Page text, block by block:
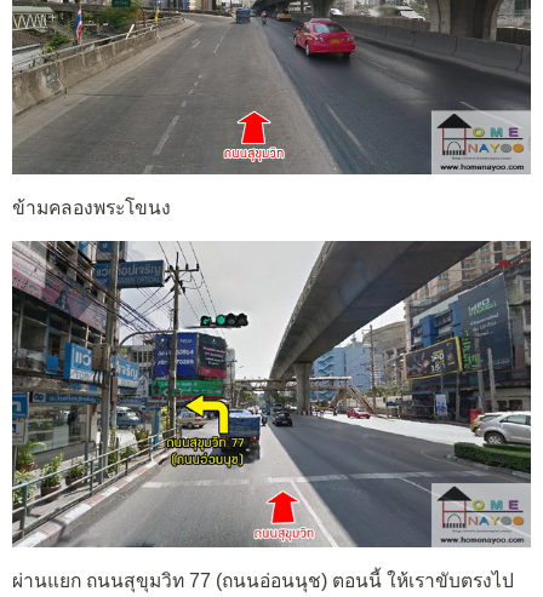
ข้ามคลองพระโขนง
ผ่านแยก ถนนสุขุมวิท 77 (ถนนอ่อนนุช) ตอนนี้ ให้เราขับตรงไป